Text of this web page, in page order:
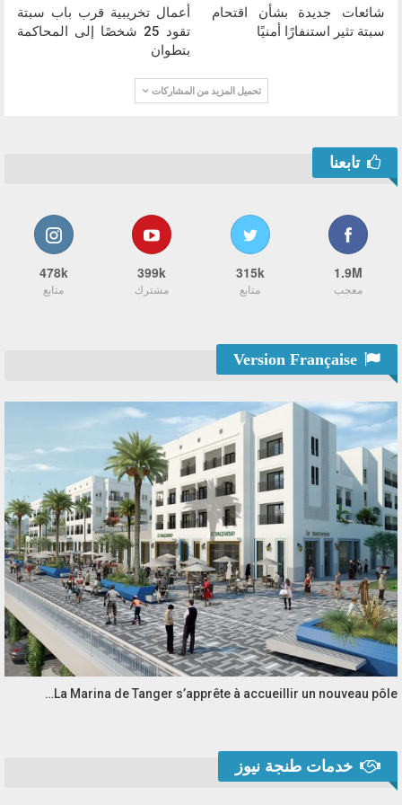
شائعات جديدة بشأن اقتحام
سبتة تثير استنفارًا أمنيًا
أعمال تخريبية قرب باب سبتة
تقود 25 شخصًا إلى المحاكمة
بتطوان
تحميل المزيد من المشاركات
تابعنا
1.9M
معجب
315k
متابع
399k
مشترك
478k
متابع
La Marina de Tanger s’apprête à accueillir un nouveau pôle…
خدمات طنجة نيوز